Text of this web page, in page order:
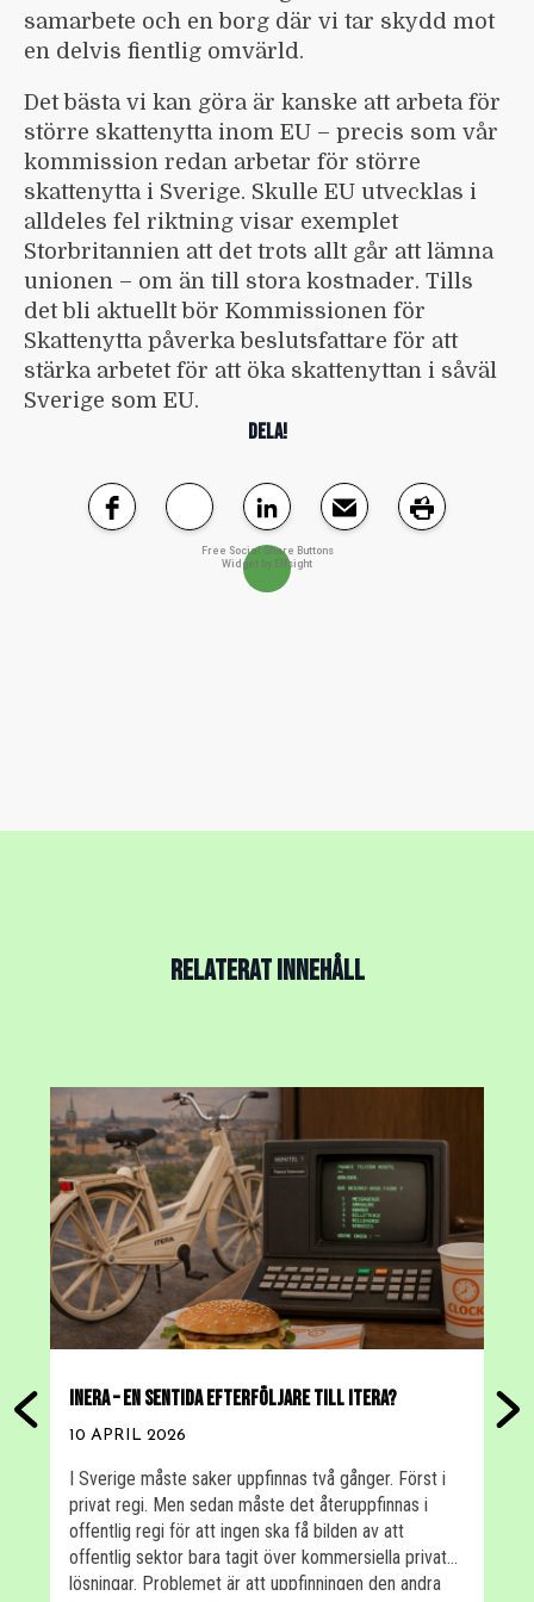
samarbete och en borg där vi tar skydd mot
en delvis fientlig omvärld.
Det bästa vi kan göra är kanske att arbeta för
större skattenytta inom EU – precis som vår
kommission redan arbetar för större
skattenytta i Sverige. Skulle EU utvecklas i
alldeles fel riktning visar exemplet
Storbritannien att det trots allt går att lämna
unionen – om än till stora kostnader. Tills
det bli aktuellt bör Kommissionen för
Skattenytta påverka beslutsfattare för att
stärka arbetet för att öka skattenyttan i såväl
Sverige som EU.
DELA!
Free Social Share Buttons
Widget by Elfsight
RELATERAT INNEHÅLL
INERA – EN SENTIDA EFTERFÖLJARE TILL ITERA?
10 APRIL 2026
I Sverige måste saker uppfinnas två gånger. Först i
privat regi. Men sedan måste det återuppfinnas i
offentlig regi för att ingen ska få bilden av att
offentlig sektor bara tagit över kommersiella privata
lösningar. Problemet är att uppfinningen den andra